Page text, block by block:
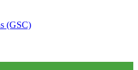
(GSC)